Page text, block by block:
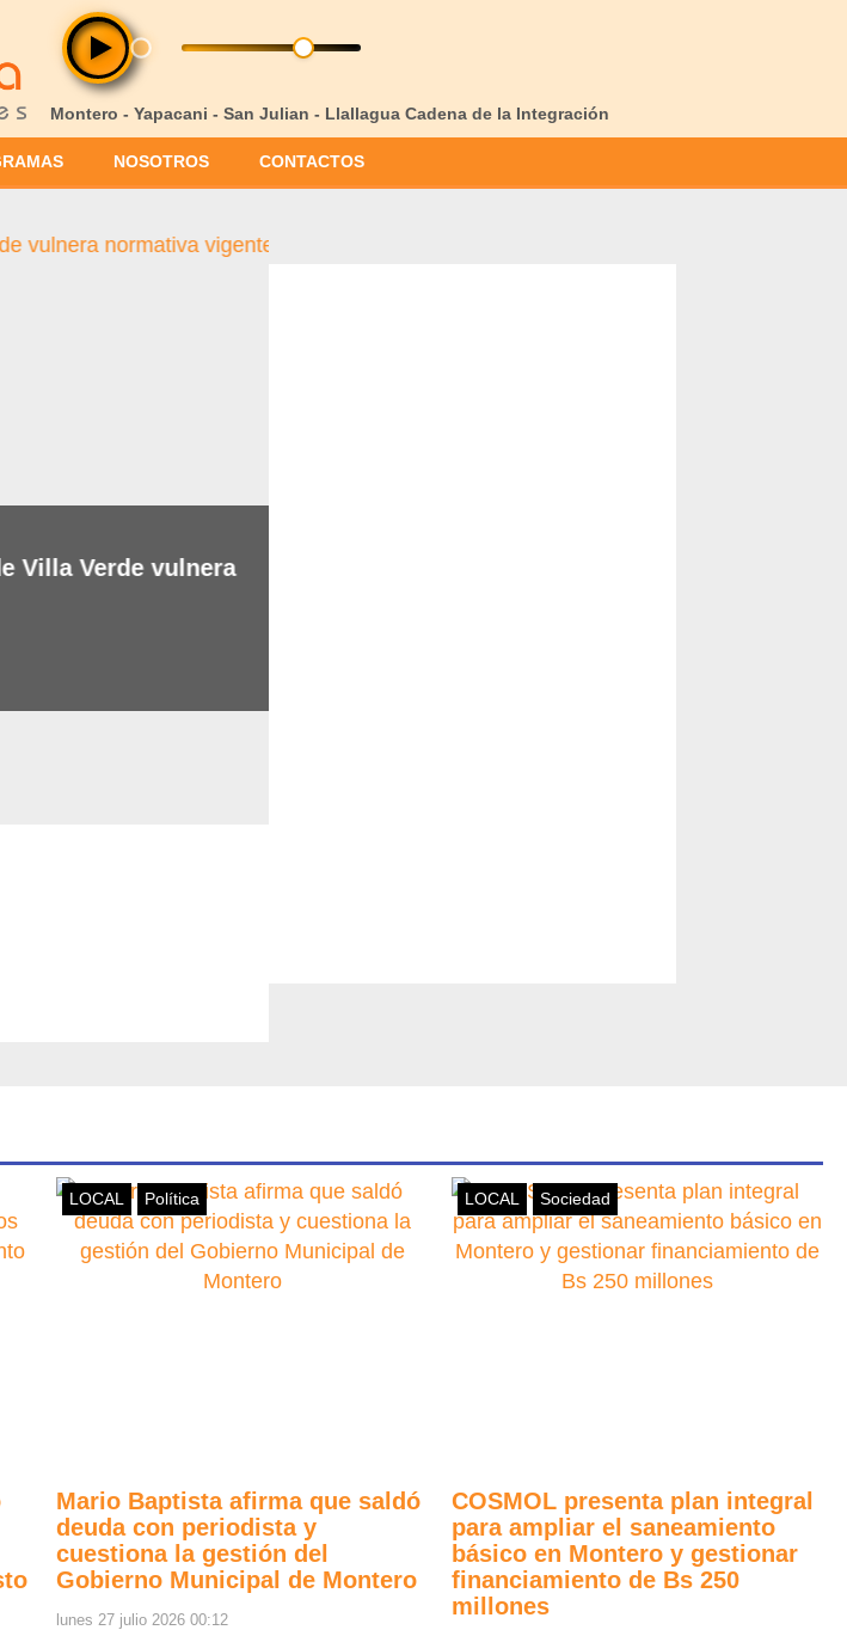
Montero - Yapacani - San Julian - Llallagua Cadena de la Integración
NOSOTROS CONTACTOS
Villa Verde vulnera
LOCAL Política
Mario Baptista afirma que saldó
deuda con periodista y
cuestiona la gestión del
Gobierno Municipal de Montero
lunes 27 julio 2026 00:12
LOCAL Sociedad
COSMOL presenta plan integral
para ampliar el saneamiento
básico en Montero y gestionar
financiamiento de Bs 250
millones